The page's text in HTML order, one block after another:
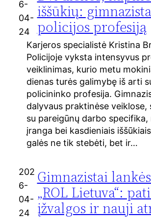
6-
04-
24
iššūkių:
policijos profesiją
Karjeros specialistė Kristina
Policijoje vyksta intensyvus
veiklinimas, kurio metu
dienas turės galimybę iš arti
policininko profesija.
dalyvaus praktinėse veiklose,
su pareigūnų darbo specifika,
įranga bei kasdieniais
galės ne tik stebėti, bet ir…
202
6-
04-
24
Gimnazistai
„ROL Lietuva“:
įžvalgos ir nauji